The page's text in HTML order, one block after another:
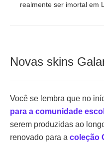
realmente ser imortal em
Novas skins
Você se lembra que no
para a comunidade
serem produzidas ao
renovado para a coleção